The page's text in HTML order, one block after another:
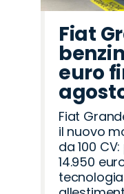
Fiat
euro
Fiat
il nuovo
da 100
14.950